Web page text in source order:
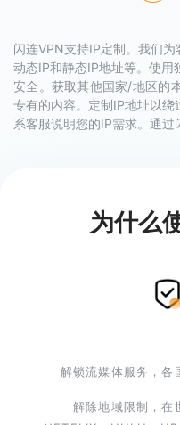
闪连VPN支持IP定制。我们为
动态IP和静态IP地址等。使
安全。获取其他国家/地区的
专有的内容。定制IP地址以
系客服说明您的IP需求。通过
为什么
解锁流媒体服务，各
解除地域限制，在